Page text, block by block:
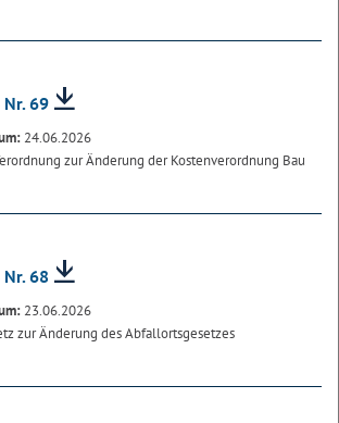
69
24.06.2026
zur Änderung der Kostenverordnung Bau
68
23.06.2026
zur Änderung des Abfallortsgesetzes